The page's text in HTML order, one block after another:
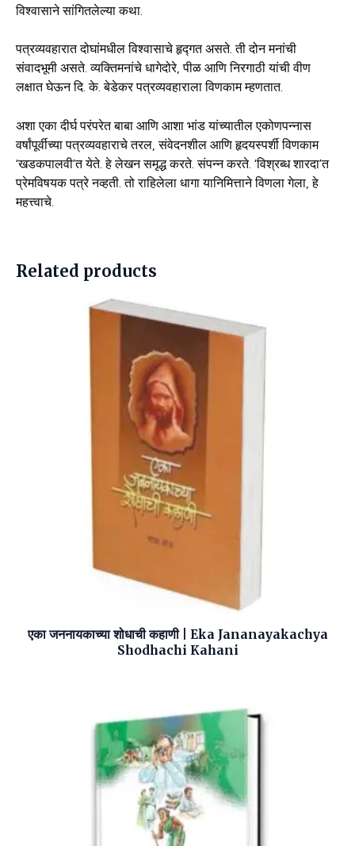
विश्वासाने सांगितलेल्या कथा.
पत्रव्यवहारात दोघांमधील विश्वासाचे हृद्गत असते. ती दोन मनांची
संवादभूमी असते. व्यक्तिमनांचे धागेदोरे, पीळ आणि निरगाठी यांची वीण
लक्षात घेऊन दि. के. बेडेकर पत्रव्यवहाराला विणकाम म्हणतात.
अशा एका दीर्घ परंपरेत बाबा आणि आशा भांड यांच्यातील एकोणपन्नास
वर्षांपूर्वीच्या पत्रव्यवहाराचे तरल, संवेदनशील आणि हृदयस्पर्शी विणकाम
‘खडकपालवी’त येते. हे लेखन समृद्ध करते. संपन्न करते. ‘विश्रब्ध शारदा’त
प्रेमविषयक पत्रे नव्हती. तो राहिलेला धागा यानिमित्ताने विणला गेला, हे
महत्त्वाचे.
Related products
एका जननायकाच्या शोधाची कहाणी | Eka Jananayakachya
Shodhachi Kahani